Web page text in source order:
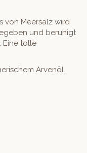
von Meersalz wird
und beruhigt
Eine tolle
Arvenöl.